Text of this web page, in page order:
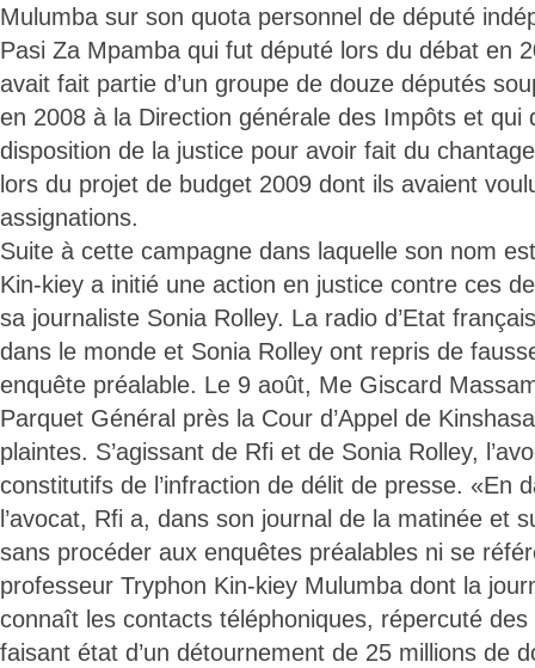
Mulumba sur son quota personnel de député
Pasi Za Mpamba qui fut député lors du débat en
avait fait partie d’un groupe de douze députés
en 2008 à la Direction générale des Impôts et qui
disposition de la justice pour avoir fait du
lors du projet de budget 2009 dont ils avaient
assignations.
Suite à cette campagne dans laquelle son nom
Kin-kiey a initié une action en justice contre ces
sa journaliste Sonia Rolley. La radio d’Etat
dans le monde et Sonia Rolley ont repris de
enquête préalable. Le 9 août, Me Giscard
Parquet Général près la Cour d’Appel de
plaintes. S’agissant de Rfi et de Sonia Rolley,
constitutifs de l’infraction de délit de presse. «En
l’avocat, Rfi a, dans son journal de la matinée et
sans procéder aux enquêtes préalables ni se
professeur Tryphon Kin-kiey Mulumba dont la
connaît les contacts téléphoniques, répercuté
faisant état d’un détournement de 25 millions de